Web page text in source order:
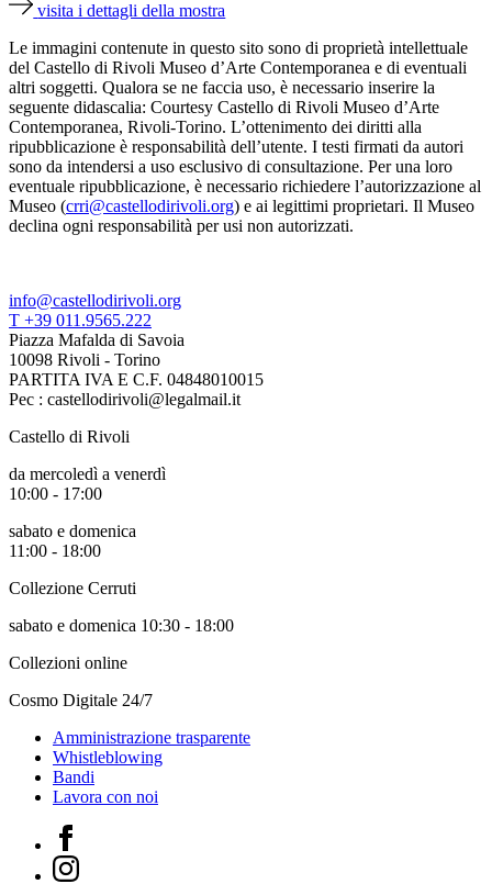
visita i dettagli della mostra
Le immagini contenute in questo sito sono di proprietà intellettuale
del Castello di Rivoli Museo d’Arte Contemporanea e di eventuali
altri soggetti. Qualora se ne faccia uso, è necessario inserire la
seguente didascalia: Courtesy Castello di Rivoli Museo d’Arte
Contemporanea, Rivoli-Torino. L’ottenimento dei diritti alla
ripubblicazione è responsabilità dell’utente. I testi firmati da autori
sono da intendersi a uso esclusivo di consultazione. Per una loro
eventuale ripubblicazione, è necessario richiedere l’autorizzazione al
Museo (crri@castellodirivoli.org) e ai legittimi proprietari. Il Museo
declina ogni responsabilità per usi non autorizzati.
info@castellodirivoli.org
T +39 011.9565.222
Piazza Mafalda di Savoia
10098 Rivoli - Torino
PARTITA IVA E C.F. 04848010015
Pec : castellodirivoli@legalmail.it
Castello di Rivoli
da mercoledì a venerdì
10:00 - 17:00
sabato e domenica
11:00 - 18:00
Collezione Cerruti
sabato e domenica 10:30 - 18:00
Collezioni online
Cosmo Digitale 24/7
Amministrazione trasparente
Whistleblowing
Bandi
Lavora con noi
Facebook
Instagram